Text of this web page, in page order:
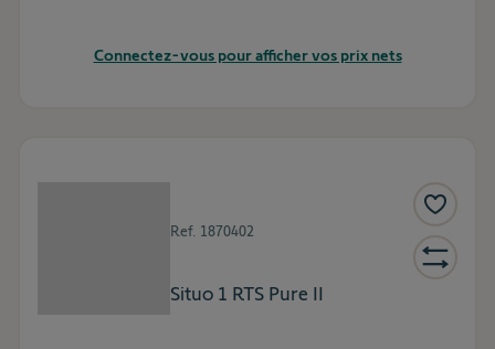
Connectez-vous pour afficher vos prix nets
Ref. 1870402
Situo 1 RTS Pure II